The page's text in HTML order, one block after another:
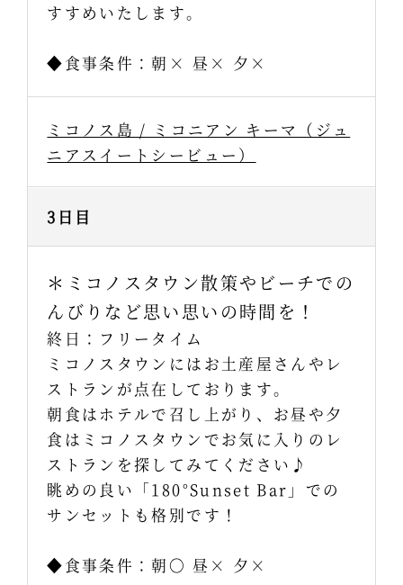
すすめいたします。
◆食事条件：朝× 昼× 夕×
ミコノス島 / ミコニアン キーマ（ジュ
ニアスイートシービュー）
3日目
＊ミコノスタウン散策やビーチでの
んびりなど思い思いの時間を！
終日：フリータイム
ミコノスタウンにはお土産屋さんやレ
ストランが点在しております。
朝食はホテルで召し上がり、お昼や夕
食はミコノスタウンでお気に入りのレ
ストランを探してみてください♪
眺めの良い「180°Sunset Bar」での
サンセットも格別です！
◆食事条件：朝〇 昼× 夕×